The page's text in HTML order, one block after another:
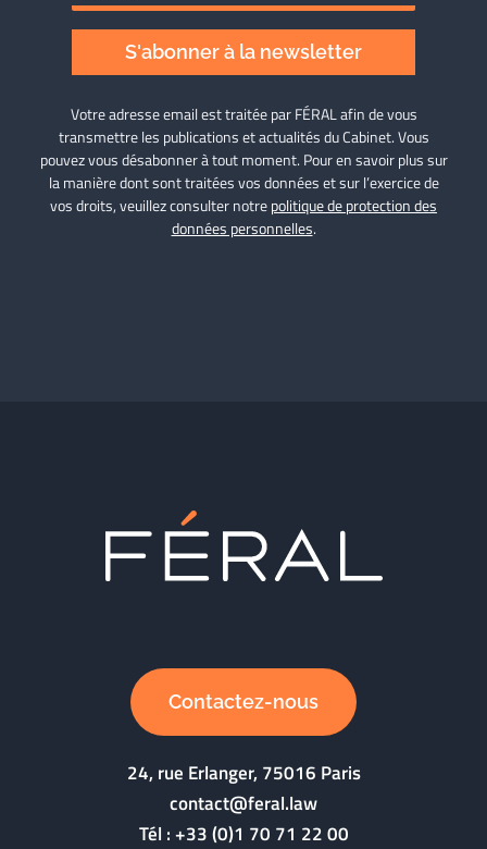
S'abonner à la newsletter
Votre adresse email est traitée par FÉRAL afin de vous
transmettre les publications et actualités du Cabinet. Vous
pouvez vous désabonner à tout moment. Pour en savoir plus sur
la manière dont sont traitées vos données et sur l’exercice de
vos droits, veuillez consulter notrepolitique de protection des
données personnelles.
Contactez-nous
24, rue Erlanger, 75016 Paris
contact@feral.law
Tél :+33 (0)1 70 71 22 00